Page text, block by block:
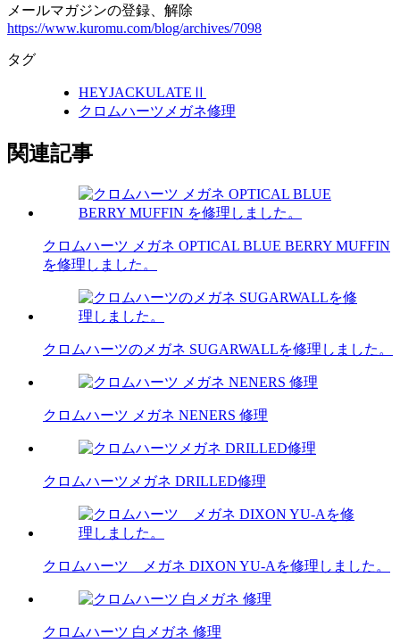
メールマガジンの登録、解除
https://www.kuromu.com/blog/archives/7098
タグ
HEYJACKULATEⅡ
クロムハーツメガネ修理
関連記事
クロムハーツ メガネ OPTICAL BLUE BERRY MUFFIN
を修理しました。
クロムハーツのメガネ SUGARWALLを修理しました。
クロムハーツ メガネ NENERS 修理
クロムハーツメガネ DRILLED修理
クロムハーツ メガネ DIXON YU-Aを修理しました。
クロムハーツ 白メガネ 修理